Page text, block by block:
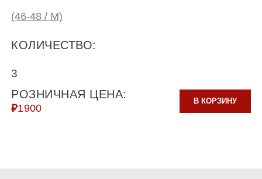
(46-48 / M)
КОЛИЧЕСТВО:
3
РОЗНИЧНАЯ ЦЕНА:
₽1900
В КОРЗИНУ